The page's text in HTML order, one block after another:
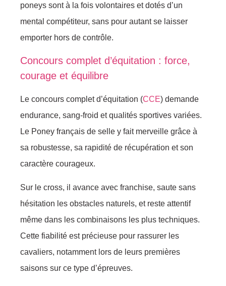
poneys sont à la fois volontaires et dotés d’un
mental compétiteur, sans pour autant se laisser
emporter hors de contrôle.
Concours complet d’équitation : force,
courage et équilibre
Le concours complet d’équitation (CCE) demande
endurance, sang-froid et qualités sportives variées.
Le Poney français de selle y fait merveille grâce à
sa robustesse, sa rapidité de récupération et son
caractère courageux.
Sur le cross, il avance avec franchise, saute sans
hésitation les obstacles naturels, et reste attentif
même dans les combinaisons les plus techniques.
Cette fiabilité est précieuse pour rassurer les
cavaliers, notamment lors de leurs premières
saisons sur ce type d’épreuves.